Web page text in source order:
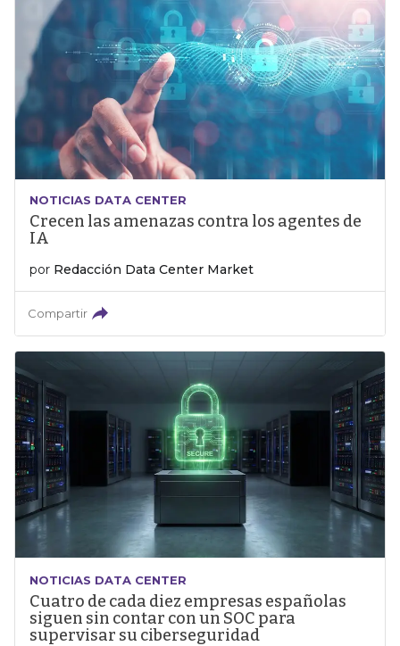
NOTICIAS DATA CENTER
Crecen las amenazas contra los agentes de
IA
por Redacción Data Center Market
Compartir
NOTICIAS DATA CENTER
Cuatro de cada diez empresas españolas
siguen sin contar con un SOC para
supervisar su ciberseguridad